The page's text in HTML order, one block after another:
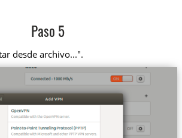
Paso 5
desde archivo...".